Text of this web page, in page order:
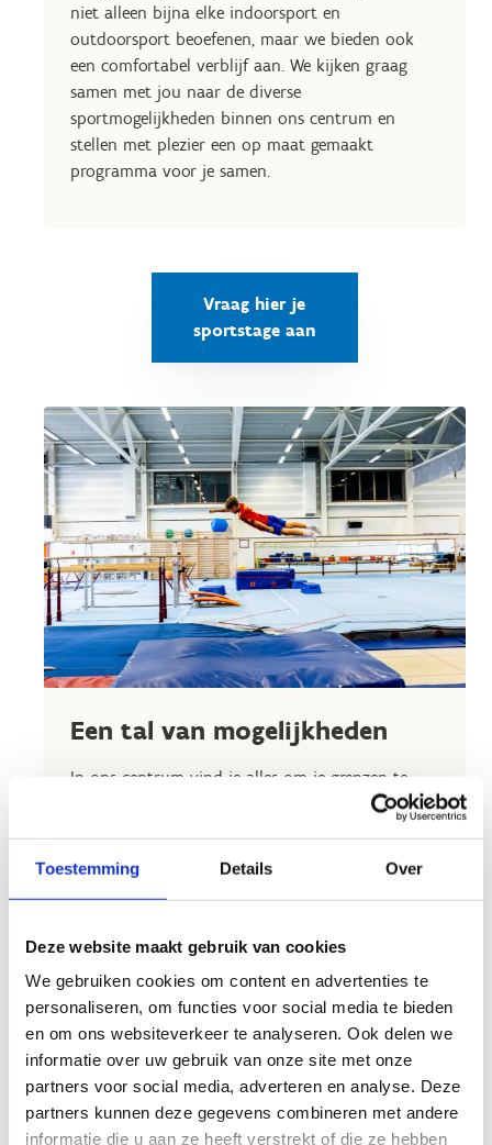
Toestemming Details Over
Deze website maakt gebruik van cookies
We gebruiken cookies om content en advertenties te
personaliseren, om functies voor social media te bieden
en om ons websiteverkeer te analyseren. Ook delen we
informatie over uw gebruik van onze site met onze
partners voor social media, adverteren en analyse. Deze
partners kunnen deze gegevens combineren met andere
informatie die u aan ze heeft verstrekt of die ze hebben
niet alleen bijna elke indoorsport en
outdoorsport beoefenen, maar we bieden ook
een comfortabel verblijf aan. We kijken graag
samen met jou naar de diverse
sportmogelijkheden binnen ons centrum en
stellen met plezier een op maat gemaakt
programma voor je samen.
Vraag hier je
sportstage aan
Een tal van mogelijkheden
In ons centrum vind je alles om je grenzen te
verleggen en nieuwe sporten te ontdekken.
aanbod:
Outdoor sportenzoals atletiek, voetbal
Indoor klassiekerswaaronder
zaalvoetbal, volleybal, badminton en nog
veel meer.
Nieuwe sportervaringenmet onze
Sportscube voor active gaming, HADO en
een klimzaal waar je letterlijk nieuwe
hoogtes bereikt.